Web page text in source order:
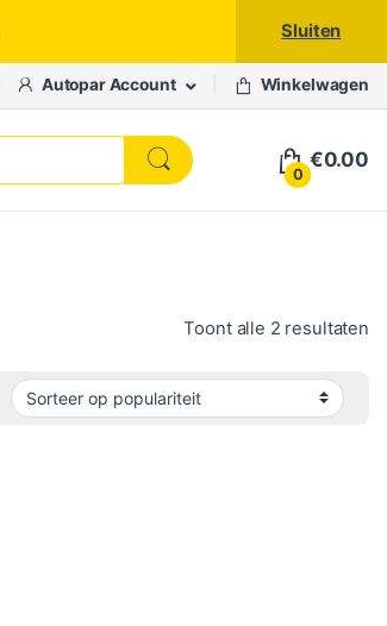
Sluiten
Autopar Account Winkelwagen
0
€0.00
Toont alle 2 resultaten